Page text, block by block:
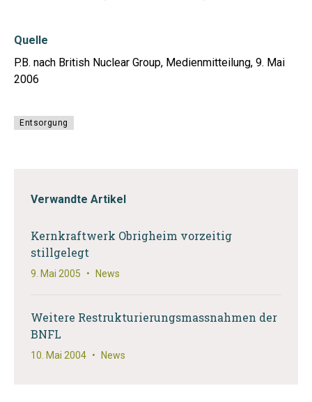
Quelle
P.B. nach British Nuclear Group, Medienmitteilung, 9. Mai
2006
Entsorgung
Verwandte Artikel
Kernkraftwerk Obrigheim vorzeitig
stillgelegt
9. Mai 2005 • News
Weitere Restrukturierungsmassnahmen der
BNFL
10. Mai 2004 • News